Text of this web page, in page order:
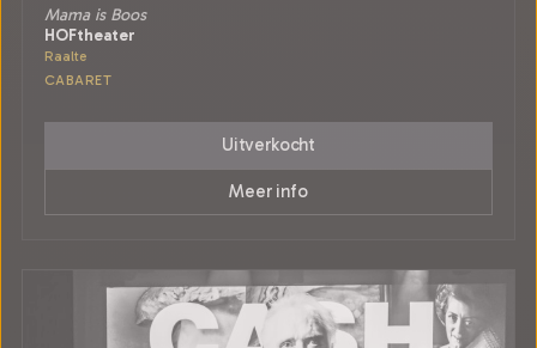
Mama is Boos
HOFtheater
Raalte
CABARET
Uitverkocht
Meer info